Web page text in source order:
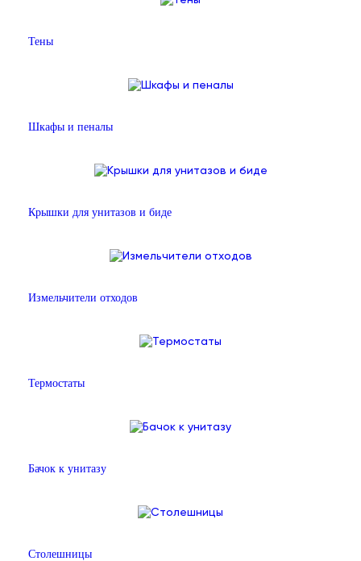
Тены
Шкафы и пеналы
Крышки для унитазов и биде
Измельчители отходов
Термостаты
Бачок к унитазу
Столешницы